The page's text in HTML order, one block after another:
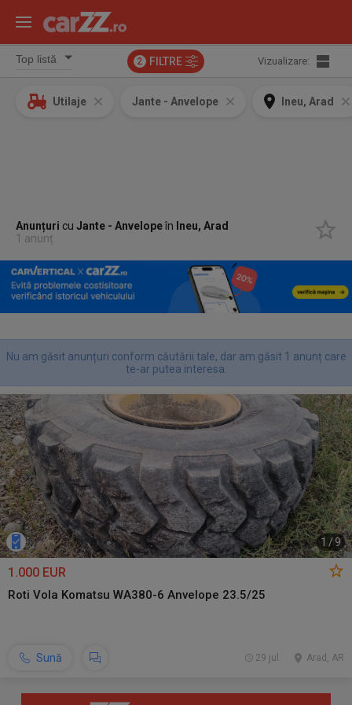
2 FILTRE Vizualizare:
Utilaje Jante - Anvelope Ineu, Arad
Anunțuri cuJante - Anvelopeîn Ineu, Arad
1 anunț
Nu am găsit anunțuri conform căutării tale, dar am găsit 1 anunț care
te-ar putea interesa.
1 /9
1.000 EUR
Roti Vola Komatsu WA380-6 Anvelope 23.5/25
Sună Arad, AR
29 jul.